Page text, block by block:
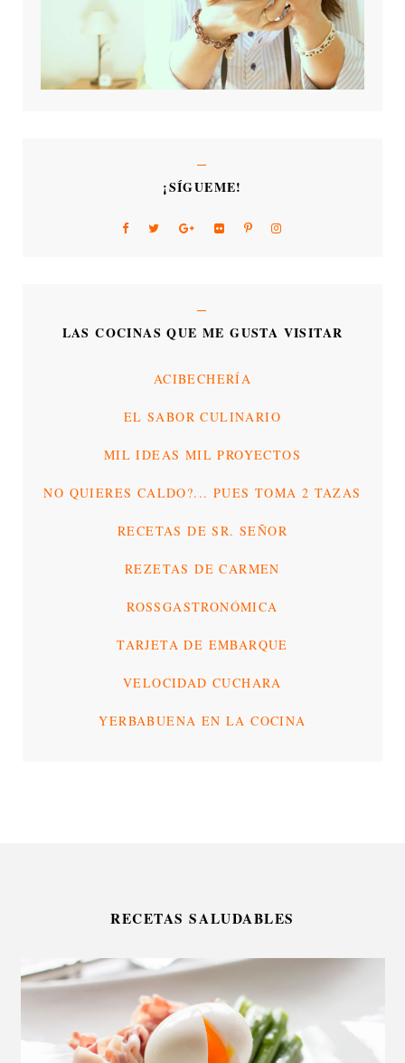
¡SÍGUEME!
LAS COCINAS QUE ME GUSTA VISITAR
ACIBECHERÍA
EL SABOR CULINARIO
MIL IDEAS MIL PROYECTOS
NO QUIERES CALDO?... PUES TOMA 2 TAZAS
RECETAS DE SR. SEÑOR
REZETAS DE CARMEN
ROSSGASTRONÓMICA
TARJETA DE EMBARQUE
VELOCIDAD CUCHARA
YERBABUENA EN LA COCINA
RECETAS SALUDABLES